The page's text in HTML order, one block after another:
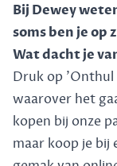
Bij Dewey
soms ben je op
Wat dacht je
Druk op 'Onthul
waarover het
kopen bij onze
maar koop je bij